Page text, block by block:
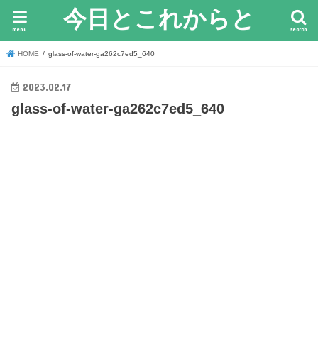
今日とこれからと search
menu
HOME glass-of-water-ga262c7ed5_640
2023.02.17
glass-of-water-ga262c7ed5_640